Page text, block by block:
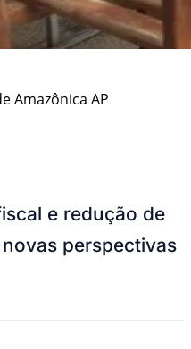
Amazônica AP
e redução de
perspectivas